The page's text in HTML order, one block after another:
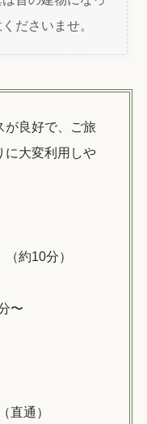
ださいませ。
が良好で、ご旅
に大変利用しや
約10分）
〜
通）